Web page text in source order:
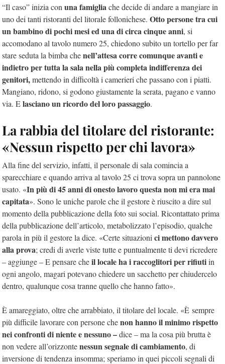
“Il caso” inizia con una famigliache decide di andare a mangiare in
uno dei tanti ristoranti del litorale follonichese. Otto persone tra cui
un bambino di pochi mesi ed una di circa cinque anni, si
accomodano al tavolo numero 25, chiedono subito un tortello per far
stare seduta la bimba chenell’attesa corre comunque avanti e
indietro per tutta la sala nella più completa indifferenza dei
genitori,mettendo in difficoltà i camerieri che passano con i piatti.
Mangiano, ridono, si godono giustamente la serata, pagano e vanno
via. Elasciano un ricordo del loro passaggio.
La rabbia del titolare del ristorante:
«Nessun rispetto per chi lavora»
Alla fine del servizio, infatti, il personale di sala comincia a
sparecchiare e quando arriva al tavolo 25 ci trova sopra un pannolone
usato. «In più di 45 anni di onesto lavoro questa non mi era mai
capitata». Sono le uniche parole che il gestore è riuscito a dire sul
momento della pubblicazione della foto sui social. Ricontattato prima
della pubblicazione dell’articolo, metabolizzato l’episodio, qualche
parola in più il gestore la dice. «Certe situazioni ci mettono davvero
alla prova; credi di averle viste tutte e puntualmente ti devi ricredere
– aggiunge – E pensare cheil locale ha i raccoglitori per rifiutiin
ogni angolo, magari potevano chiedere un sacchetto per chiudercelo
dentro, qualunque cosa tranne quello che hanno fatto».
È amareggiato, oltre che arrabbiato, il titolare del locale. «È sempre
più difficile lavorare con persone chenon hanno il minimo rispetto
nei confronti di niente e nessuno –dice – ma la cosa più brutta è
non vedere all’orizzontenessun segnale di cambiamento, di
inversione di tendenza insomma; speriamo in quei piccoli segnali di